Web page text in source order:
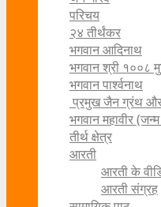
परिचय
२४ तीर्थंकर
भगवान आदिनाथ
भगवान श्री १००८
भगवान पार्श्वनाथ
प्रमुख जैन ग्रंथ
भगवान महावीर
तीर्थ क्षेत्र
आरती
आरती के
आरती संग्रह